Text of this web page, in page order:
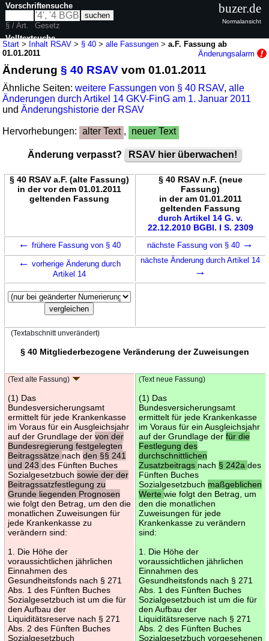
Start > Inhalt RSAV > § 40 >alle Fassungen >a.F. Fassung ab
01.01.2011
Änderungsalarm
Änderung§ 40 RSAV vom 01.01.2011
Ähnliche Seiten:weitere Fassungen von § 40 RSAV,alle
Änderungen durch Artikel 14 GKV-FinG am 1. Januar 2011
undÄnderungshistorie der RSAV
Hervorhebungen: alter Text , neuer Text
Änderung verpasst? RSAV hier überwachen!
§ 40 RSAV a.F. (alte Fassung)
in der vor dem 01.01.2011
geltenden Fassung
§ 40 RSAV n.F. (neue
Fassung)
in der am 01.01.2011
geltenden Fassung
durch Artikel 14 G. v.
22.12.2010 BGBl. I S. 2309
← frühere Fassung von § 40 nächste Fassung von § 40 →
← vorherige Änderung durch
Artikel 14
nächste Änderung durch Artikel 14
→
(Textabschnitt unverändert)
§ 40 Mitgliederbezogene Veränderung der Zuweisungen
(Text alte Fassung)
(1) Das
Bundesversicherungsamt
ermittelt für jede Krankenkasse
im Voraus für ein Ausgleichsjahr
auf der Grundlage der von der
Bundesregierung festgelegten
Beitragssätze nach den §§ 241
und 243 des Fünften Buches
Sozialgesetzbuch sowie der der
Beitragssatzfestlegung zu
Grunde liegenden Prognosen
wie folgt den Betrag, um den die
monatlichen Zuweisungen für
jede Krankenkasse zu
verändern sind:
1. Die Höhe der
voraussichtlichen jährlichen
Einnahmen des
Gesundheitsfonds nach § 271
Abs. 1 des Fünften Buches
Sozialgesetzbuch ist um die für
den Aufbau der
Liquiditätsreserve nach § 271
Abs. 2 des Fünften Buches
Sozialgesetzbuch
(Text neue Fassung)
(1) Das
Bundesversicherungsamt
ermittelt für jede Krankenkasse
im Voraus für ein Ausgleichsjahr
auf der Grundlage der für die
Festlegung des
durchschnittlichen
Zusatzbeitrags nach § 242a des
Fünften Buches
Sozialgesetzbuch maßgeblichen
Werte wie folgt den Betrag, um
den die monatlichen
Zuweisungen für jede
Krankenkasse zu verändern
sind:
1. Die Höhe der
voraussichtlichen jährlichen
Einnahmen des
Gesundheitsfonds nach § 271
Abs. 1 des Fünften Buches
Sozialgesetzbuch ist um die für
den Aufbau der
Liquiditätsreserve nach § 271
Abs. 2 des Fünften Buches
Sozialgesetzbuch vorgesehenen
Vorschriftensuche
§ / Art.
Gesetz
Volltextsuche
buzer.de
Normalansicht